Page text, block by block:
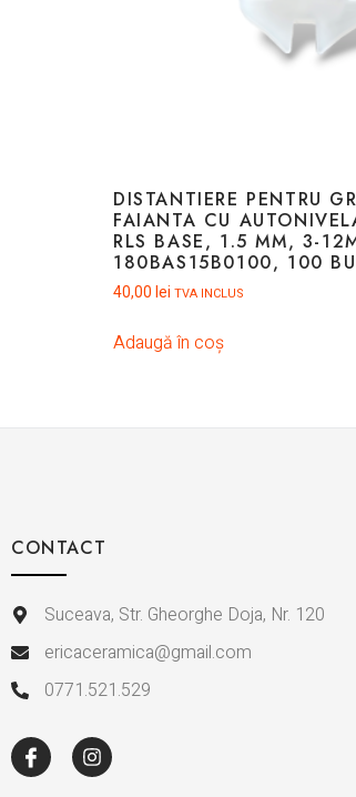
DISTANTIERE PENTRU
FAIANTA CU
RLS BASE, 1.5 MM, 3-
180BAS15B0100, 100
40,00 lei TVA INCLUS
Adaugă în coș
CONTACT
Suceava, Str. Gheorghe Doja, Nr. 120
ericaceramica@gmail.com
0771.521.529